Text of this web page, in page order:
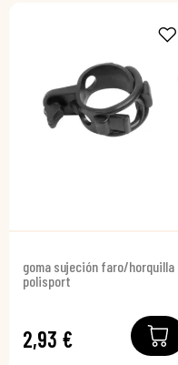
goma sujeción faro/horquilla
polisport
2,93 €